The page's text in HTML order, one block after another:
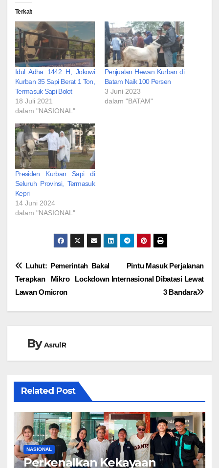
Terkait
Idul Adha 1442 H, Jokowi
Kurban 35 Sapi Berat 1 Ton,
Termasuk Sapi Bolot
18 Juli 2021
dalam "NASIONAL"
Penjualan Hewan Kurban di
Batam Naik 100 Persen
3 Juni 2023
dalam "BATAM"
Presiden Kurban Sapi di
Seluruh Provinsi, Termasuk
Kepri
14 Juni 2024
dalam "NASIONAL"
Navigasi
pos
Pintu Masuk Perjalanan
Internasional Dibatasi Lewat
3 Bandara
Luhut: Pemerintah Bakal
Terapkan Mikro Lockdown
Lawan Omicron
ByAsrul R
Related Post
NASIONAL
Perkenalkan Kekayaan